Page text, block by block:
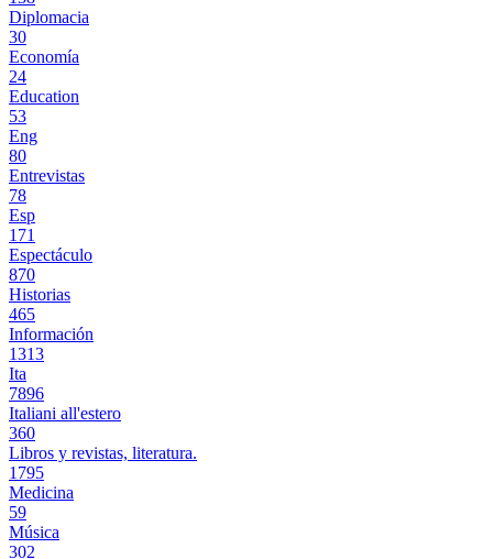
Diplomacia
30
Economía
24
Education
53
Eng
80
Entrevistas
78
Esp
171
Espectáculo
870
Historias
465
Información
1313
Ita
7896
Italiani all'estero
360
Libros y revistas, literatura.
1795
Medicina
59
Música
302